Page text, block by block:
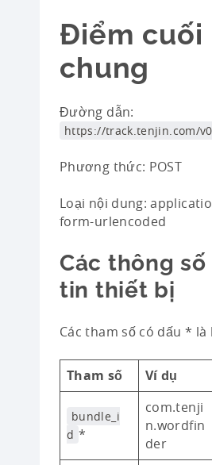
Điểm cuối
chung
Đường dẫn:
https://track.tenjin.com/
Phương thức: POST
Loại nội dung:
form-urlencoded
Các thông
tin thiết bị
Các tham số có dấu * là
Tham số Ví dụ
bundle_i
d *
com.tenji
n.wordfin
der